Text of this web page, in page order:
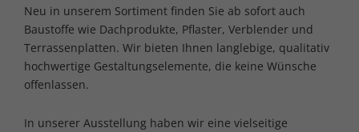
Neu in unserem Sortiment finden Sie ab sofort auch
Baustoffe wie Dachprodukte, Pflaster, Verblender und
Terrassenplatten. Wir bieten Ihnen langlebige, qualitativ
hochwertige Gestaltungselemente, die keine Wünsche
offenlassen.
In unserer Ausstellung haben wir eine vielseitige